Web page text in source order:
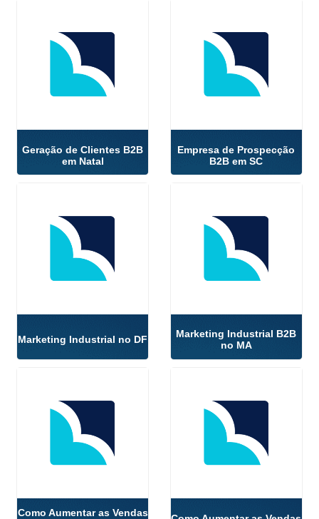
Geração de Clientes B2B
em Natal
Empresa de Prospecção
B2B em SC
Marketing Industrial no DF
Marketing Industrial B2B
no MA
Como Aumentar as Vendas